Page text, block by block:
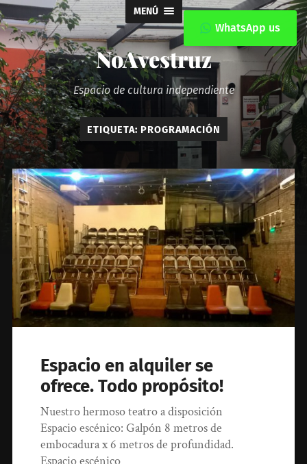
MENÚ
NoAvestruz
Espacio de cultura independiente
ETIQUETA: PROGRAMACIÓN
Espacio en alquiler se
ofrece. Todo propósito!
Nuestro hermoso teatro a disposición
Espacio escénico: Galpón 8 metros de
embocadura x 6 metros de profundidad.
Espacio escénico
WhatsApp us